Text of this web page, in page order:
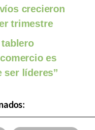
crecieron
trimestre
es
ser líderes”